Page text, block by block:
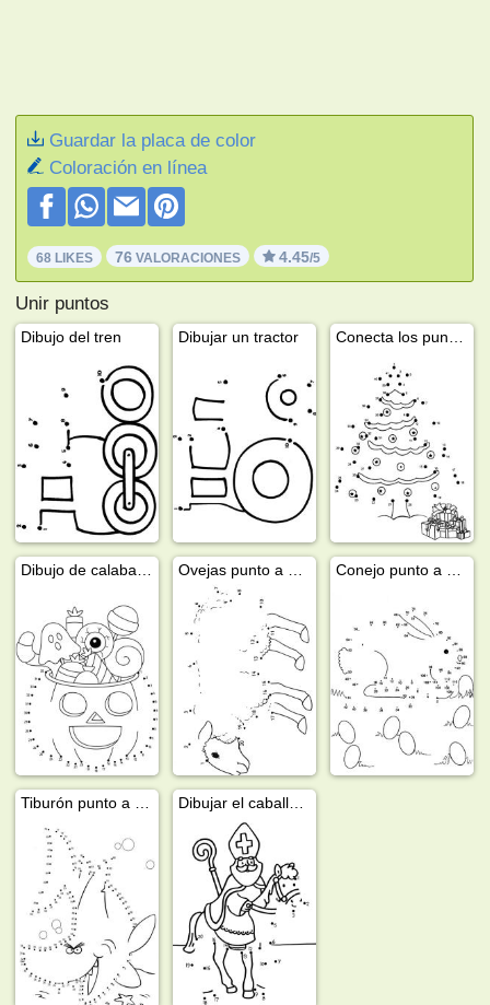
Guardar la placa de color
Coloración en línea
68 LIKES 76 VALORACIONES 4.45/5
Unir puntos
Dibujo del tren Dibujar un tractor